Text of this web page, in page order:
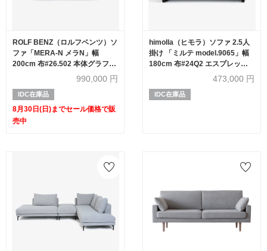
ROLF BENZ（ロルフベンツ）ソ
ファ「MERA-N メラN」幅
200cm 布#26.502 本体グラファ
イトグレー色 ※クッション2個
50%OFF】
990,000 円
IDC在庫品
8月30日(日)までセール価格で販
売中
himolla（ヒモラ）ソファ 2.5人
掛け 「ミルテ model.9065」幅
180cm 布#24Q2 エスプレッソ
473,000 円
IDC在庫品